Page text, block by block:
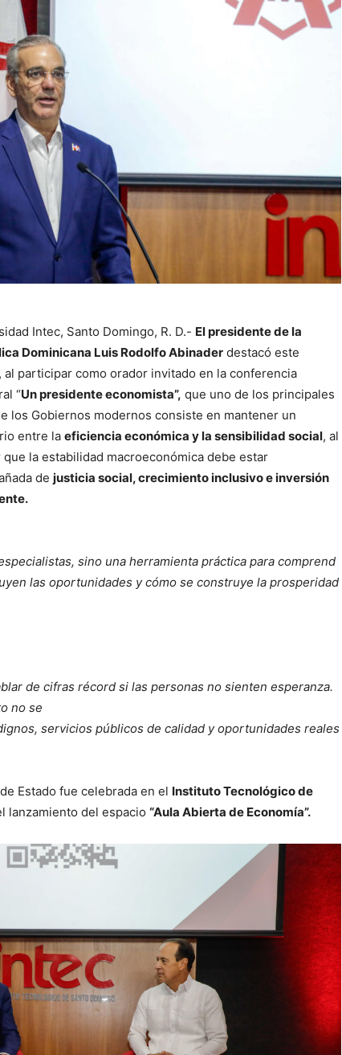
Intec, Santo Domingo, R. D.- El presidente de la
Dominicana Luis Rodolfo Abinader destacó este
al participar como orador invitado en la conferencia
“Un presidente economista”, que uno de los principales
los Gobiernos modernos consiste en mantener un
entre la eficiencia económica y la sensibilidad social, al
que la estabilidad macroeconómica debe estar
de justicia social, crecimiento inclusivo e inversión
sino una herramienta práctica para comprend
las oportunidades y cómo se construye la prosperidad
de cifras récord si las personas no sienten esperanza.
no se
servicios públicos de calidad y oportunidades reales
Estado fue celebrada en el Instituto Tecnológico de
lanzamiento del espacio “Aula Abierta de Economía”.